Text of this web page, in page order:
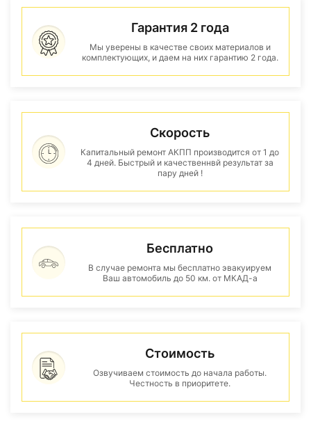
Гарантия 2 года
Мы уверены в качестве своих материалов и
комплектующих, и даем на них гарантию 2 года.
Скорость
Капитальный ремонт АКПП производится от 1 до
4 дней. Быстрый и качественнвй результат за
пару дней !
Бесплатно
В случае ремонта мы бесплатно эвакуируем
Ваш автомобиль до 50 км. от МКАД-а
Стоимость
Озвучиваем стоимость до начала работы.
Честность в приоритете.